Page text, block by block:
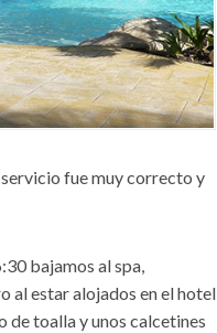
fue muy correcto y
bajamos al spa,
al estar alojados en el hotel
de toalla y unos calcetines